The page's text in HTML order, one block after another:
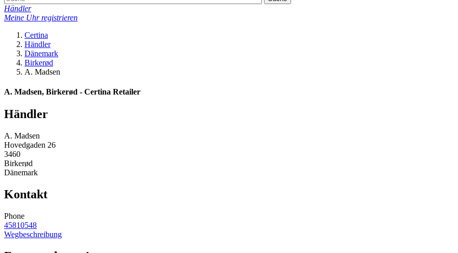
Händler
Meine Uhr registrieren
Certina
Händler
Dänemark
Birkerød
A. Madsen
A. Madsen, Birkerød - Certina Retailer
Händler
A. Madsen
Hovedgaden 26
3460
Birkerød
Dänemark
Kontakt
Phone
45810548
Wegbeschreibung